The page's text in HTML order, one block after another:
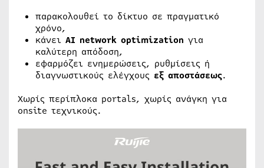
παρακολουθεί το δίκτυο σε πραγματικό
χρόνο,
κάνει AI network optimization για
καλύτερη απόδοση,
εφαρμόζει ενημερώσεις, ρυθμίσεις ή
διαγνωστικούς ελέγχους εξ αποστάσεως.
Χωρίς περίπλοκα portals, χωρίς ανάγκη για
onsite τεχνικούς.